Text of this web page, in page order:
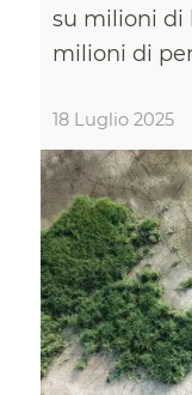
su milioni di
milioni di
18 Luglio 2025